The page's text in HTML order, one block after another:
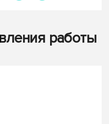
работы